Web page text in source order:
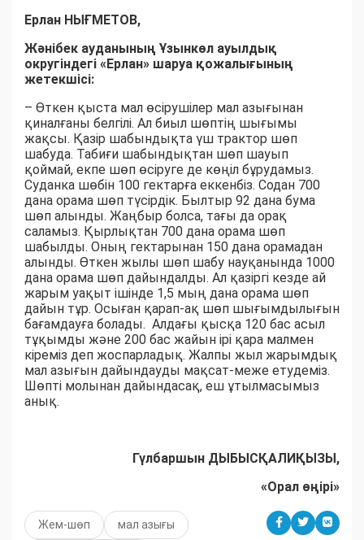
Ерлан НЫҒМЕТОВ,
Жәнібек ауданының Ұзынкөл ауылдық
округіндегі «Ерлан» шаруа қожалығының
жетекшісі:
– Өткен қыста мал өсірушілер мал азығынан
қиналғаны белгілі. Ал биыл шөптің шығымы
жақсы. Қазір шабындықта үш трактор шөп
шабуда. Табиғи шабындықтан шөп шауып
қоймай, екпе шөп өсіруге де көңіл бұрудамыз.
Суданка шөбін 100 гектарға еккенбіз. Содан 700
дана орама шөп түсірдік. Былтыр 92 дана бума
шөп алынды. Жаңбыр болса, тағы да орақ
саламыз. Қырлықтан 700 дана орама шөп
шабылды. Оның гектарынан 150 дана орамадан
алынды. Өткен жылы шөп шабу науқанында 1000
дана орама шөп дайындалды. Ал қазіргі кезде ай
жарым уақыт ішінде 1,5 мың дана орама шөп
дайын тұр. Осыған қарап-ақ шөп шығымдылығын
бағамдауға болады. Алдағы қысқа 120 бас асыл
тұқымды және 200 бас жайын ірі қара малмен
кіреміз деп жоспарладық. Жалпы жыл жарымдық
мал азығын дайындауды мақсат-меже етудеміз.
Шөпті молынан дайындасақ, еш ұтылмасымыз
анық.
Гүлбаршын ДЫБЫСҚАЛИҚЫЗЫ,
«Орал өңірі»
Жем-шөп мал азығы